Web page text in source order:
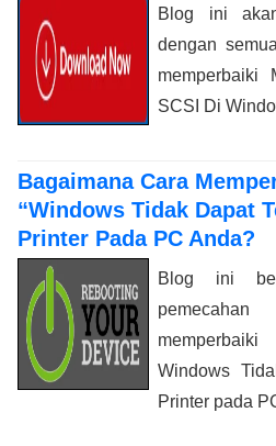
Blog ini
dengan
memperbaiki
SCSI Di
Bagaimana Cara
“Windows Tidak Dapat
Printer Pada PC Anda?
Blog ini
Windows
Printer pada